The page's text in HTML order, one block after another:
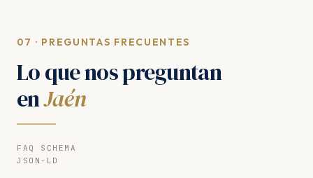
07 · PREGUNTAS FRECUENTES
Lo que nos preguntan
enJaén
FAQ SCHEMA
JSON-LD